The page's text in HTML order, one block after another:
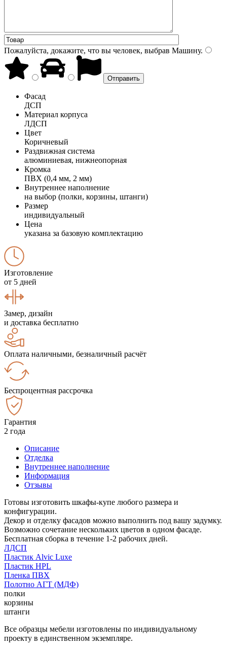
Пожалуйста, докажите, что вы человек, выбрав Машину.
Фасад
ДСП
Материал корпуса
ЛДСП
Цвет
Коричневый
Раздвижная система
алюминиевая, нижнеопорная
Кромка
ПВХ (0,4 мм, 2 мм)
Внутреннее наполнение
на выбор (полки, корзины, штанги)
Размер
индивидуальный
Цена
указана за базовую комплектацию
Изготовление
от 5 дней
Замер, дизайн
и доставка бесплатно
Оплата наличными, безналичный расчёт
Беспроцентная рассрочка
Гарантия
2 года
Описание
Отделка
Внутреннее наполнение
Информация
Отзывы
Готовы изготовить шкафы-купе любого размера и
конфигурации.
Декор и отделку фасадов можно выполнить под вашу задумку.
Возможно сочетание нескольких цветов в одном фасаде.
Бесплатная сборка в течение 1-2 рабочих дней.
ЛДСП
Пластик Alvic Luxe
Пластик HPL
Пленка ПВХ
Полотно АГТ (МДФ)
полки
корзины
штанги
Все образцы мебели изготовлены по индивидуальному
проекту в единственном экземпляре.